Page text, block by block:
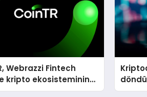
Webrazzi Fintech
kripto ekosisteminin
isimlerini ağırlayacak
döndü